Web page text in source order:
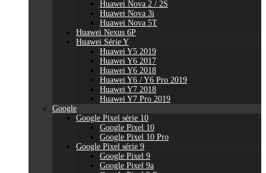
Huawei Nova 2 / 2S
Huawei Nova 3i
Huawei Nova 5T
Huawei Nexus 6P
Huawei Série Y
Huawei Y5 2019
Huawei Y6 2017
Huawei Y6 2018
Huawei Y6 / Y6 Pro 2019
Huawei Y7 2018
Huawei Y7 Pro 2019
Google
Google Pixel série 10
Google Pixel 10
Google Pixel 10 Pro
Google Pixel série 9
Google Pixel 9
Google Pixel 9a